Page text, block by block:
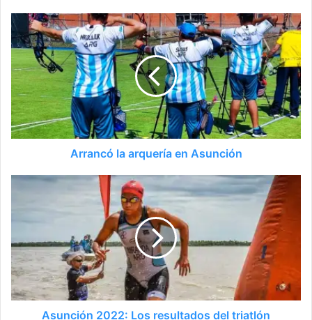
Arrancó la arquería en Asunción
Asunción 2022: Los resultados del triatlón